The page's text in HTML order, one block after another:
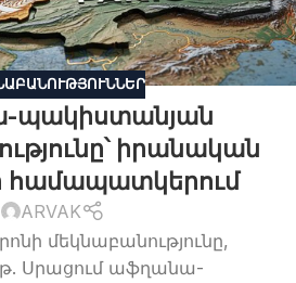
պակիստանյան
իրանական
համապատկերում
ARVAK
մեկնաբանությունը,
թ. Սրացում աֆղանա-